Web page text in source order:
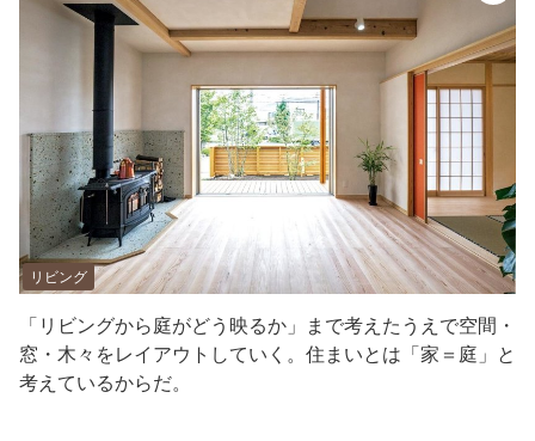
リビング
「リビングから庭がどう映るか」まで考えたうえで空間・
窓・木々をレイアウトしていく。住まいとは「家＝庭」と
考えているからだ。